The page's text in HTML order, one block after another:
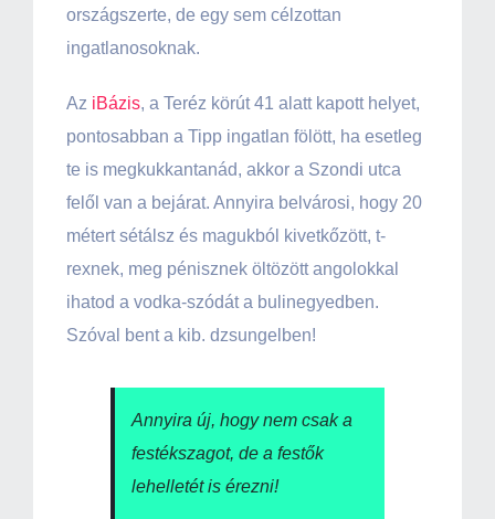
országszerte, de egy sem célzottan
ingatlanosoknak.
Az iBázis, a Teréz körút 41 alatt kapott helyet,
pontosabban a Tipp ingatlan fölött, ha esetleg
te is megkukkantanád, akkor a Szondi utca
felől van a bejárat. Annyira belvárosi, hogy 20
métert sétálsz és magukból kivetkőzött, t-
rexnek, meg pénisznek öltözött angolokkal
ihatod a vodka-szódát a bulinegyedben.
Szóval bent a kib. dzsungelben!
Annyira új, hogy nem csak a
festékszagot, de a festők
lehelletét is érezni!